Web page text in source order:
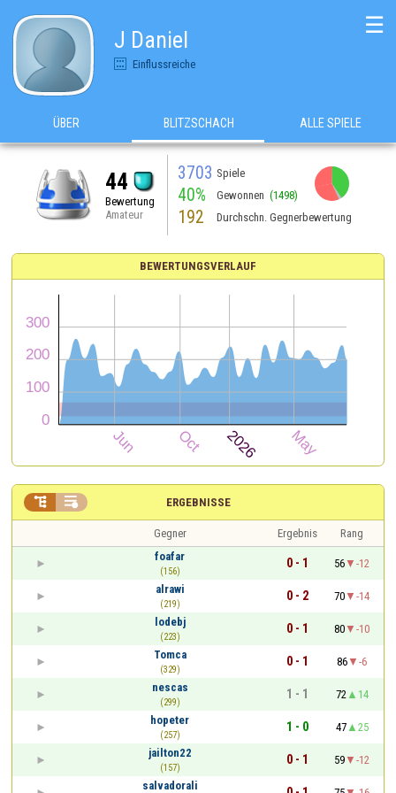
J Daniel
Einflussreiche
☰
ÜBER BLITZSCHACH ALLE SPIELE
44
Bewertung
Amateur
3703 Spiele
40% Gewonnen (1498)
192 Durchschn. Gegnerbewertung
BEWERTUNGSVERLAUF
ERGEBNISSE
 
Gegner Ergebnis
Rang
foafar
(156)
0 - 1 56
-12
alrawi
(219)
0 - 2 70
-14
lodebj
(223)
0 - 1 80
-10
Tomca
(329)
0 - 1 86
-6
nescas
(299)
1 - 1 72
14
hopeter
(257)
1 - 0 47
25
jailton22
(157)
0 - 1 59
-12
salvadorali